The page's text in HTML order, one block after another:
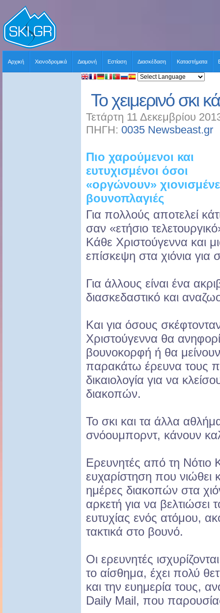
Αρχική Χιονοδρομικά Διαμονή Εστίαση Διασκέδαση Καταστήματα
Το χειμερινό σκι
Τετάρτη 11 Δεκεμβρίου
ΠΗΓΗ: 0035 Newsbeast.gr
Πιο χαρούμενοι και
ευτυχισμένοι όσοι
«οργώνουν»
βουνοπλαγιές
Για πολλούς αποτελεί
σαν «ετήσιο
Κάθε Χριστούγεννα και
επίσκεψη στα χιόνια για
Για άλλους είναι ένα
διασκεδαστικό και
Και για όσους
Χριστούγεννα θα
βουνοκορφή ή θα
παρακάτω έρευνα τους
δικαιολογία για να
διακοπών.
Το σκι και τα άλλα
σνόουμπορντ, κάνουν
Ερευνητές από τη Νότιο
ευχαρίστηση που νιώθει
ημέρες διακοπών στα
αρκετή για να βελτιώσει
ευτυχίας ενός ατόμου,
τακτικά στο βουνό.
Οι ερευνητές
το αίσθημα, έχει πολύ
και την ευημερία τους,
Daily Mail, που